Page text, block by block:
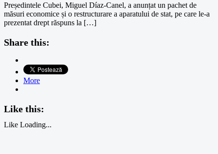
Președintele Cubei, Miguel Díaz-Canel, a anunțat un pachet de
măsuri economice și o restructurare a aparatului de stat, pe care le-a
prezentat drept răspuns la […]
Share this:
More
Like this:
Like Loading...